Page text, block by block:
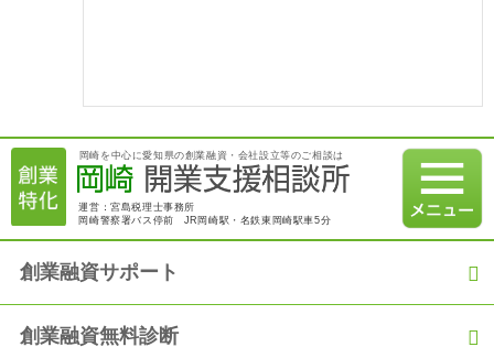
2021.01.07
【融資実績】満額600万円の融資を日本政策金融公庫にて獲得
2020.12.21
年金等）加入の義務化について
2020.12.06
【融資実績】「過去の職歴を活かして満額の融資を獲得！」
岡崎を中心に愛知県の創業融資・会社設立等のご相談は
運営：宮島税理士事務所
岡崎警察署バス停前 JR岡崎駅・名鉄東岡崎駅車5分
創業融資サポート
創業融資無料診断